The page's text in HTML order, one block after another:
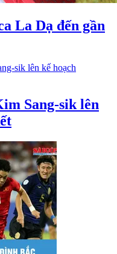
La Dạ đến gần
Sang-sik lên